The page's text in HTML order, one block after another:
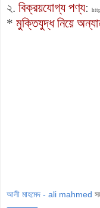
২. বিক্রয়যোগ্য পণ্য:
* মুক্তিযুদ্ধ নিয়ে
আলী মাহমেদ - ali mahmed